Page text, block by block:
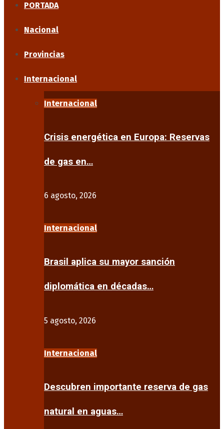
PORTADA
Nacional
Provincias
Internacional
Internacional
Crisis energética en Europa: Reservas
de gas en…
6 agosto, 2026
Internacional
Brasil aplica su mayor sanción
diplomática en décadas…
5 agosto, 2026
Internacional
Descubren importante reserva de gas
natural en aguas…